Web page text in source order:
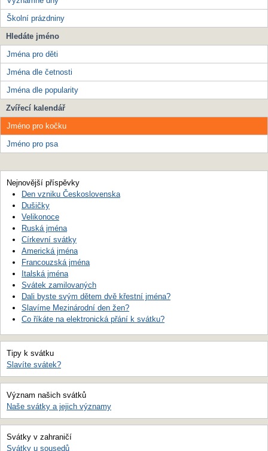
Školní prázdniny
Hledáte jméno
Jména pro děti
Jména dle četnosti
Jména dle popularity
Zvířecí kalendář
Jméno pro kočku
Jméno pro psa
Nejnovější příspěvky
Den vzniku Československa
Dušičky
Velikonoce
Ruská jména
Církevní svátky
Americká jména
Francouzská jména
Italská jména
Svátek zamilovaných
Dali byste svým dětem dvě křestní jména?
Slavíme Mezinárodní den žen?
Co říkáte na elektronická přání k svátku?
Tipy k svátku
Slavíte svátek?
Význam našich svátků
Naše svátky a jejich významy
Svátky v zahraničí
Svátky u sousedů